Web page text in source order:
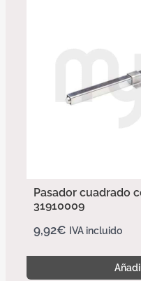
Pasador cuadrado
31910009
9,92€ IVA incluido